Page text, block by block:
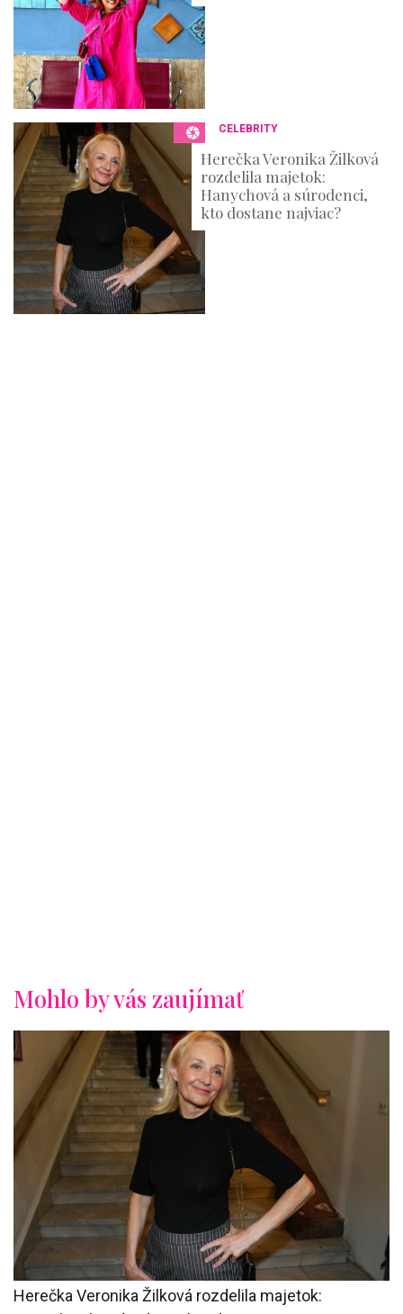
CELEBRITY
Herečka Veronika Žilková
rozdelila majetok:
Hanychová a súrodenci,
kto dostane najviac?
Mohlo by vás zaujímať
Herečka Veronika Žilková rozdelila majetok: